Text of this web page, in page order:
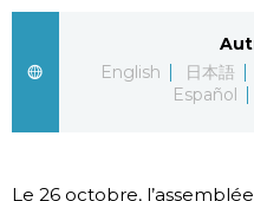
Société
English
日本語
Español
Le 26 octobre,